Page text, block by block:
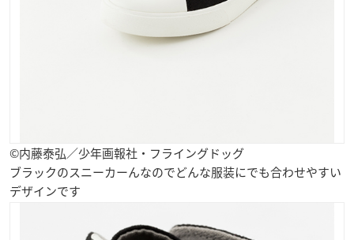
©内藤泰弘／少年画報社・フライングドッグ
ブラックのスニーカーんなのでどんな服装にでも合わせやすい
デザインです